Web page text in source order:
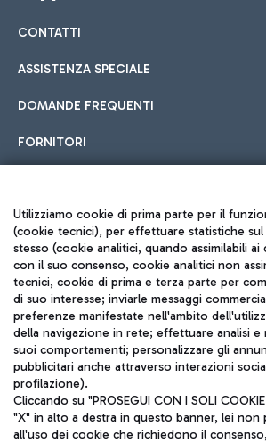
Cucina Internazionale
Fast Food
Hotel in aeroporto
Scegli l'alloggio più adatto e approfitta
all'aeroporto.
Car sharing
Con il Car Sharing è ancora più facile
Treno
Raggiungi velocemente l'aeroporto di
tramite i servizi ferroviari Trenitalia.
CONTATTI
ASSISTENZA SPECIALE
DOMANDE FREQUENTI
FORNITORI
Seguici sui social
TRAVEL JOURNAL
ITA
Utilizziamo cookie di prima parte per il
(cookie tecnici), per effettuare statistiche
stesso (cookie analitici, quando assimilabili
con il suo consenso, cookie analitici non
tecnici, cookie di prima e terza parte per
di suo interesse; inviarle messaggi
preferenze manifestate nell'ambito
della navigazione in rete; effettuare analisi
suoi comportamenti; personalizzare gli
pubblicitari anche attraverso interazioni
profilazione).
Cliccando su "PROSEGUI CON I SOLI
"X" in alto a destra in questo banner, lei non
all'uso dei cookie che richiedono il